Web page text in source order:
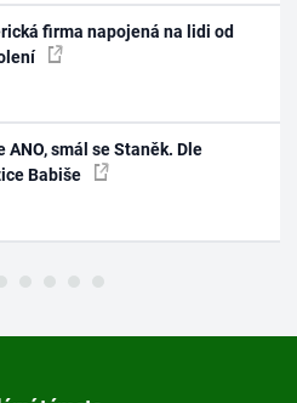
firma napojená na lidi od
smál se Staněk. Dle
Babiše